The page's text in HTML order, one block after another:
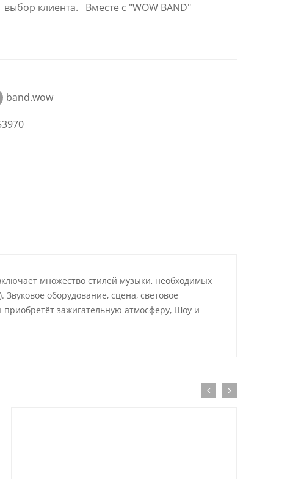
клиента. Вместе с "WOW BAND"
band.wow
множество стилей музыки, необходимых
оборудование, сцена, световое
зажигательную атмосферу, Шоу и